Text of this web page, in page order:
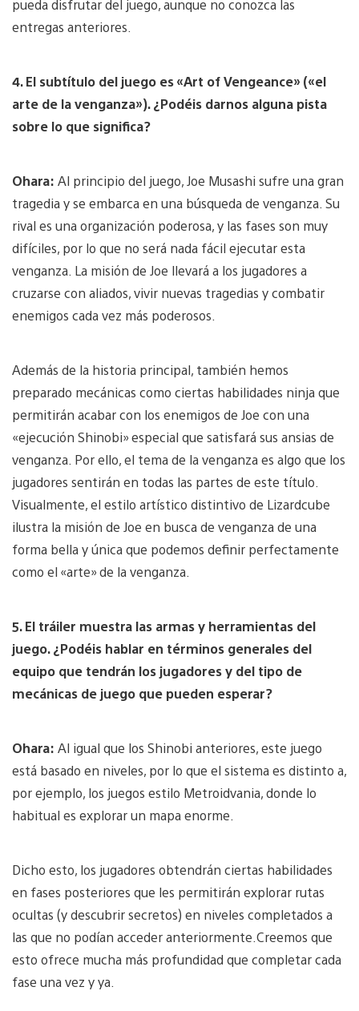
pueda disfrutar del juego, aunque no conozca las
entregas anteriores.
4. El subtítulo del juego es «Art of Vengeance» («el
arte de la venganza»). ¿Podéis darnos alguna pista
sobre lo que significa?
Ohara: Al principio del juego, Joe Musashi sufre una gran
tragedia y se embarca en una búsqueda de venganza. Su
rival es una organización poderosa, y las fases son muy
difíciles, por lo que no será nada fácil ejecutar esta
venganza. La misión de Joe llevará a los jugadores a
cruzarse con aliados, vivir nuevas tragedias y combatir
enemigos cada vez más poderosos.
Además de la historia principal, también hemos
preparado mecánicas como ciertas habilidades ninja que
permitirán acabar con los enemigos de Joe con una
«ejecución Shinobi» especial que satisfará sus ansias de
venganza. Por ello, el tema de la venganza es algo que los
jugadores sentirán en todas las partes de este título.
Visualmente, el estilo artístico distintivo de Lizardcube
ilustra la misión de Joe en busca de venganza de una
forma bella y única que podemos definir perfectamente
como el «arte» de la venganza.
5. El tráiler muestra las armas y herramientas del
juego. ¿Podéis hablar en términos generales del
equipo que tendrán los jugadores y del tipo de
mecánicas de juego que pueden esperar?
Ohara: Al igual que los Shinobi anteriores, este juego
está basado en niveles, por lo que el sistema es distinto a,
por ejemplo, los juegos estilo Metroidvania, donde lo
habitual es explorar un mapa enorme.
Dicho esto, los jugadores obtendrán ciertas habilidades
en fases posteriores que les permitirán explorar rutas
ocultas (y descubrir secretos) en niveles completados a
las que no podían acceder anteriormente.Creemos que
esto ofrece mucha más profundidad que completar cada
fase una vez y ya.